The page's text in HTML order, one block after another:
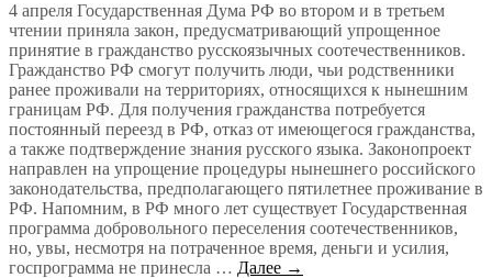
4 апреля Государственная Дума РФ во втором и в третьем
чтении приняла закон, предусматривающий упрощенное
принятие в гражданство русскоязычных соотечественников.
Гражданство РФ смогут получить люди, чьи родственники
ранее проживали на территориях, относящихся к нынешним
границам РФ. Для получения гражданства потребуется
постоянный переезд в РФ, отказ от имеющегося гражданства,
а также подтверждение знания русского языка. Законопроект
направлен на упрощение процедуры нынешнего российского
законодательства, предполагающего пятилетнее проживание в
РФ. Напомним, в РФ много лет существует Государственная
программа добровольного переселения соотечественников,
но, увы, несмотря на потраченное время, деньги и усилия,
госпрограмма не принесла … Далее →